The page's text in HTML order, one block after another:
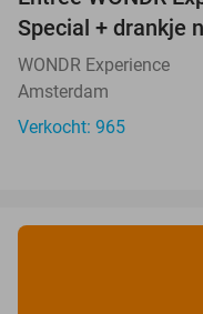
Special + drankje
WONDR Experience
Amsterdam
Verkocht: 965